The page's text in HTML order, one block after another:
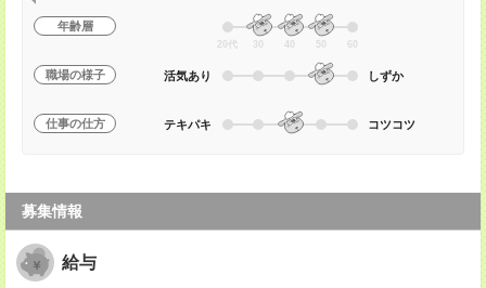
年齢層
20代 30 40 50 60
職場の様子 活気あり しずか
仕事の仕方 テキパキ コツコツ
募集情報
給与